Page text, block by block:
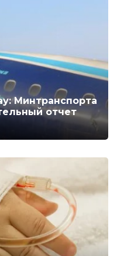
Минтранспорта
отчет